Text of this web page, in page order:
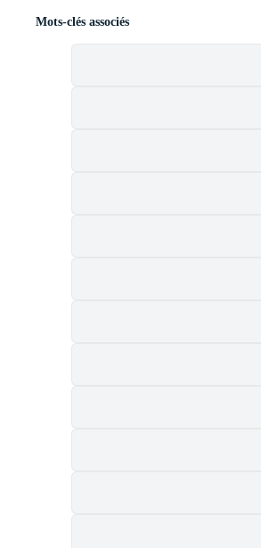
Mots-clés associés